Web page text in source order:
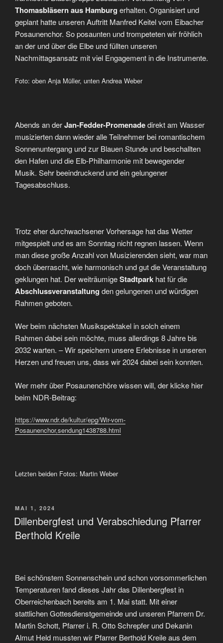
Thomasbläsern aus Hamburg erhalten. Organisiert und
geplant hatte unseren Auftritt Manfred Keitel vom Eibacher
Posaunenchor. So posaunten und trompeteten wir fröhlich
an der und über die Elbe und füllten unseren
Nachmittagsansatz mit viel Engagement in die Instrumente.
Foto: oben Anja Müller, unten Andrea Weber
Abends an derJan-Fedder-Promenadedirekt am Wasser
musizierten dann wieder alle Teilnehmer bei romantischem
Sonnenuntergang und zur Blauen Stunde und beschallten
den Hafen und die Elb-Philharmonie mit bewegender
Musik. Sehr beeindruckend und ein gelungener
Tagesabschluss.
Trotz eher durchwachsener Vorhersage hat das Wetter
mitgespielt und es am Sonntag nicht regnen lassen. Wenn
man diese große Anzahl von Musizierenden sieht, war man
doch überrascht, wie harmonisch und gut die Veranstaltung
geklungen hat. Der weiträumigeStadtpark hat für die
Abschlussveranstaltung den gelungenen und würdigen
Rahmen geboten.
Wer beim nächsten Musikspektakel in solch einem
Rahmen dabei sein möchte, muss allerdings 8 Jahre bis
2032 warten. – Wir speichern unsere Erlebnisse in unseren
Herzen und freuen uns, dass wir 2024 dabei sein konnten.
Wer mehr über Posaunenchöre wissen will, der klicke hier
beim NDR-Beitrag:
https://www.ndr.de/kultur/epg/Wir-vom-
Posaunenchor,sendung1438788.html
Letzten beiden Fotos: Martin Weber
VERÖFFENTLICHT
AM
MAI 1, 2024
Dillenbergfest und Verabschiedung Pfarrer
Berthold Kreile
Bei schönstem Sonnenschein und schon vorsommerlichen
Temperaturen fand dieses Jahr das Dillenbergfest in
Oberreichenbach bereits am 1. Mai statt. Mit einer
stattlichen Gottesdienstgemeinde und unseren Pfarrern Dr.
Martin Schott, Pfarrer i. R. Otto Schrepfer und Dekanin
Almut Held mussten wir Pfarrer Berthold Kreile aus dem